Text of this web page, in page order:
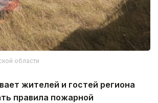
области
жителей и гостей региона
правила пожарной